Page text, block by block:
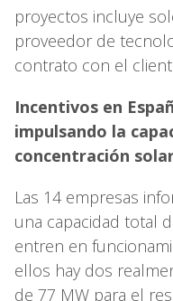
proyectos incluye
proveedor de
contrato con el
Incentivos en
impulsando la
concentración
Las 14 empresas
una capacidad total
entren en
ellos hay dos
de 77 MW para el